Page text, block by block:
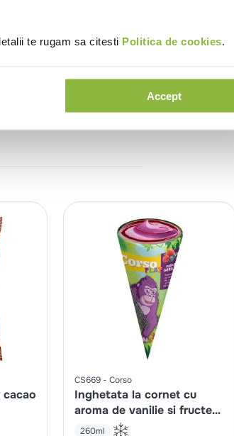
te rugam sa citesti Politica de cookies.
Accept
CS669 Corso
Inghetata la cornet cu
aroma de vanilie si fructe
de padure Play Gorilla
260ml